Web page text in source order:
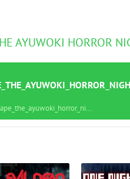
AYUWOKI HORROR
Название файла: escape_the_ayuwoki_horror_night_v0_7_7a.torrent